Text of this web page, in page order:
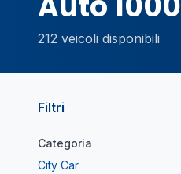
212 veicoli disponibili
Filtri
Categoria
City Car